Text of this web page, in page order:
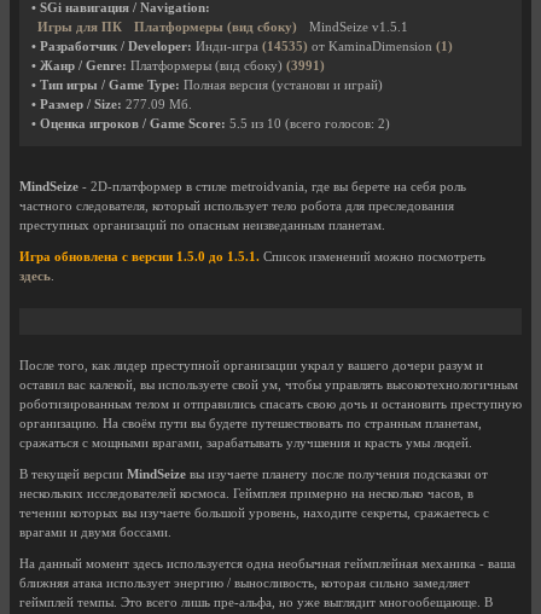
• SGi навигация / Navigation:
Игры для ПК
Платформеры (вид сбоку)
MindSeize v1.5.1
• Разработчик / Developer: Инди-игра (14535) от KaminaDimension (1)
• Жанр / Genre: Платформеры (вид сбоку) (3991)
• Тип игры / Game Type: Полная версия (установи и играй)
• Размер / Size: 277.09 Мб.
• Оценка игроков / Game Score: 5.5 из 10 (всего голосов: 2)
MindSeize - 2D-платформер в стиле metroidvania, где вы берете на себя роль
частного следователя, который использует тело робота для преследования
преступных организаций по опасным неизведанным планетам.
Игра обновлена с версии 1.5.0 до 1.5.1. Список изменений можно посмотреть
здесь.
После того, как лидер преступной организации украл у вашего дочери разум и
оставил вас калекой, вы используете свой ум, чтобы управлять высокотехнологичным
роботизированным телом и отправились спасать свою дочь и остановить преступную
организацию. На своём пути вы будете путешествовать по странным планетам,
сражаться с мощными врагами, зарабатывать улучшения и красть умы людей.
В текущей версии MindSeize вы изучаете планету после получения подсказки от
нескольких исследователей космоса. Геймплея примерно на несколько часов, в
течении которых вы изучаете большой уровень, находите секреты, сражаетесь с
врагами и двумя боссами.
На данный момент здесь используется одна необычная геймплейная механика - ваша
ближняя атака использует энергию / выносливость, которая сильно замедляет
геймплей темпы. Это всего лишь пре-альфа, но уже выглядит многообещающе. В